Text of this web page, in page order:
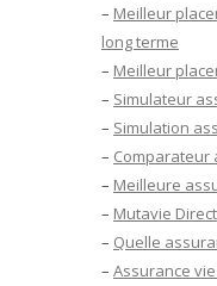
– Meilleur
long terme
– Meilleur
– Simulateur
– Simulation
– Comparateur
– Meilleure
– Mutavie Direct
– Quelle
– Assurance